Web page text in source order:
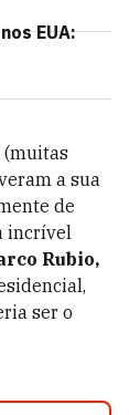
EUA:
(muitas
a sua
de
incrível
Rubio,
ser o